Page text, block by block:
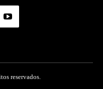
reservados.